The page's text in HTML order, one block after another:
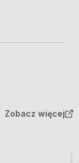
Zobacz więcej